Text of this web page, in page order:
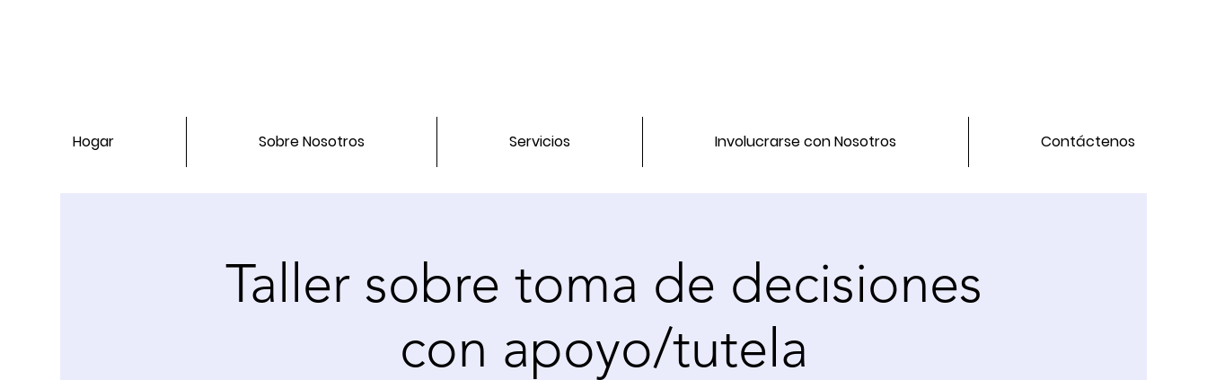
Hogar Sobre Nosotros Servicios Involucrarse con Nosotros Contáctenos
Taller sobre toma de decisiones
con apoyo/tutela